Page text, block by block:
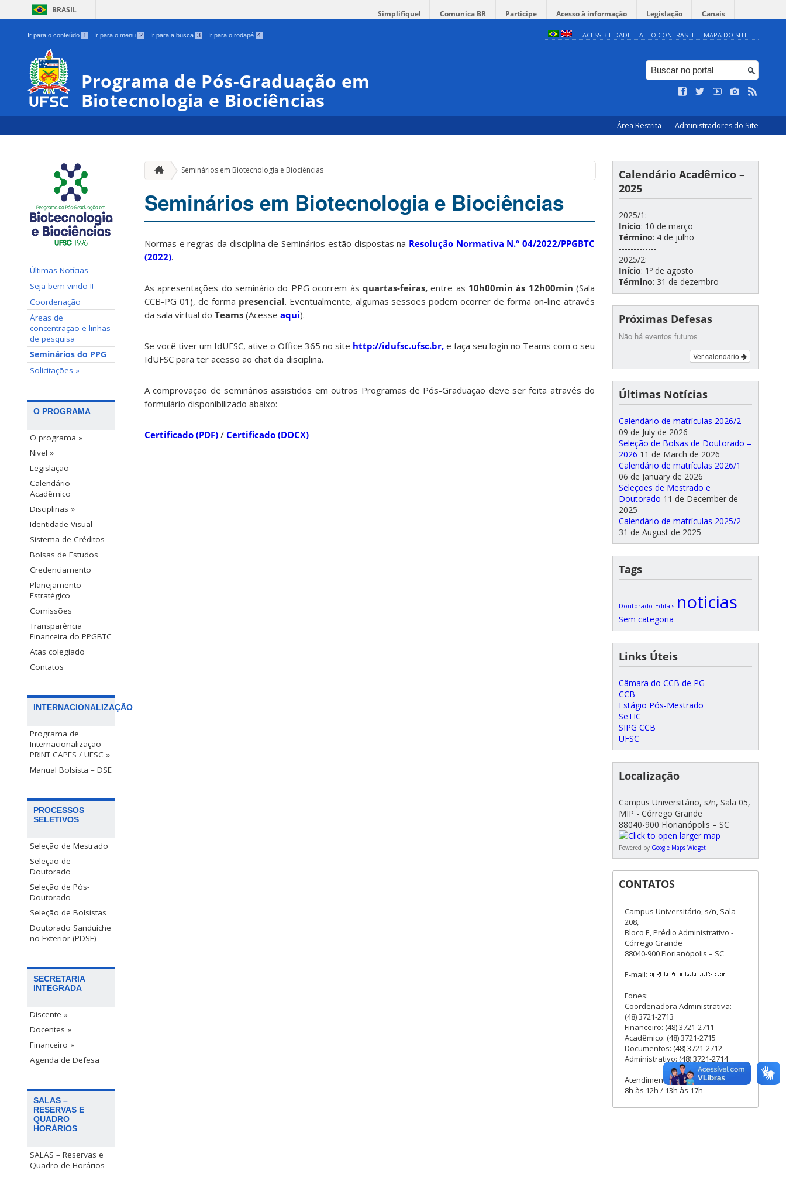
BRASIL Simplifique! Comunica BR Participe Acesso à informação Legislação Canais
Ir para o conteúdo 1 Ir para o menu 2 Ir para a busca 3 Ir para o rodapé 4 ACESSIBILIDADE ALTO CONTRASTE MAPA DO SITE
Programa de Pós-Graduação em
Biotecnologia e Biociências
Área Restrita Administradores do Site
Últimas Notícias
Seja bem vindo !!
Coordenação
Áreas de
concentração e linhas
de pesquisa
Seminários do PPG
Solicitações »
O PROGRAMA
O programa »
Nivel »
Legislação
Calendário
Acadêmico
Disciplinas »
Identidade Visual
Sistema de Créditos
Bolsas de Estudos
Credenciamento
Planejamento
Estratégico
Comissões
Transparência
Financeira do PPGBTC
Atas colegiado
Contatos
INTERNACIONALIZAÇÃO
Programa de
Internacionalização
PRINT CAPES / UFSC »
Manual Bolsista – DSE
PROCESSOS
SELETIVOS
Seleção de Mestrado
Seleção de
Doutorado
Seleção de Pós-
Doutorado
Seleção de Bolsistas
Doutorado Sanduíche
no Exterior (PDSE)
SECRETARIA
INTEGRADA
Discente »
Docentes »
Financeiro »
Agenda de Defesa
SALAS –
RESERVAS E
QUADRO
HORÁRIOS
SALAS – Reservas e
Quadro de Horários
Seminários em Biotecnologia e Biociências
Seminários em Biotecnologia e Biociências
Normas e regras da disciplina de Seminários estão dispostas na Resolução Normativa N.º 04/2022/PPGBTC
(2022).
As apresentações do seminário do PPG ocorrem às quartas-feiras,entre as 10h00min às 12h00min (Sala
CCB-PG 01), de forma presencial. Eventualmente, algumas sessões podem ocorrer de forma on-line através
da sala virtual do Teams (Acesse aqui).
Se você tiver um IdUFSC, ative o Office 365 no site http://idufsc.ufsc.br, e faça seu login no Teams com o seu
IdUFSC para ter acesso ao chat da disciplina.
A comprovação de seminários assistidos em outros Programas de Pós-Graduação deve ser feita através do
formulário disponibilizado abaixo:
Certificado (PDF) / Certificado (DOCX)
Calendário Acadêmico –
2025
2025/1:
Início: 10 de março
Término: 4 de julho
-------------
2025/2:
Início: 1º de agosto
Término: 31 de dezembro
Próximas Defesas
Não há eventos futuros
Ver calendário
Últimas Notícias
Calendário de matrículas 2026/2
09 de July de 2026
Seleção de Bolsas de Doutorado –
2026 11 de March de 2026
Calendário de matrículas 2026/1
06 de January de 2026
Seleções de Mestrado e
Doutorado 11 de December de
2025
Calendário de matrículas 2025/2
31 de August de 2025
Tags
Doutorado Editais noticias
Sem categoria
Links Úteis
Câmara do CCB de PG
CCB
Estágio Pós-Mestrado
SeTIC
SIPG CCB
UFSC
Localização
Campus Universitário, s/n, Sala 05,
MIP - Córrego Grande
88040-900 Florianópolis – SC
Powered by Google Maps Widget
CONTATOS
Campus Universitário, s/n, Sala
208,
Bloco E, Prédio Administrativo -
Córrego Grande
88040-900 Florianópolis – SC
E-mail:
Fones:
Coordenadora Administrativa:
(48) 3721-2713
Financeiro: (48) 3721-2711
Acadêmico: (48) 3721-2715
Documentos: (48) 3721-2712
Administrativo: (48) 3721-2714
Atendimento externo:
8h às 12h / 13h às 17h